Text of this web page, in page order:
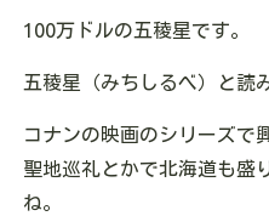
100万ドルの五稜星です。
五稜星（みちしるべ）と読
コナンの映画のシリーズで
聖地巡礼とかで北海道も盛
ね。